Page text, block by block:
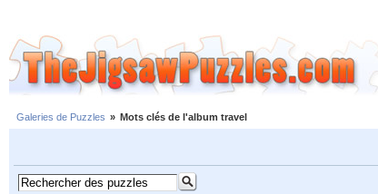
Galeries de Puzzles » Mots clés de l'album travel